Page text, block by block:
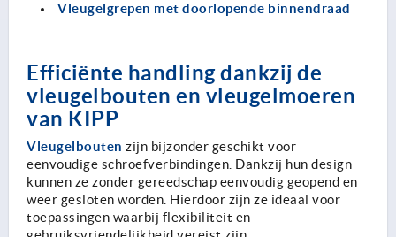
Vleugelgrepen met doorlopende binnendraad
Efficiënte handling dankzij de
vleugelbouten en vleugelmoeren
van KIPP
Vleugelbouten zijn bijzonder geschikt voor
eenvoudige schroefverbindingen. Dankzij hun design
kunnen ze zonder gereedschap eenvoudig geopend en
weer gesloten worden. Hierdoor zijn ze ideaal voor
toepassingen waarbij flexibiliteit en